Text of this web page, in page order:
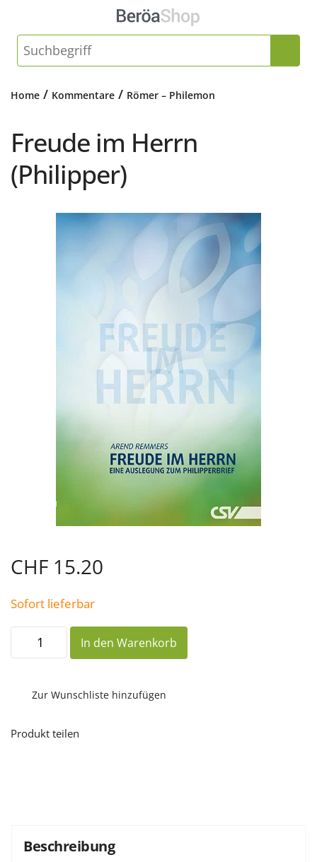
Home / Kommentare / Römer – Philemon
Freude im Herrn
(Philipper)
CHF 15.20
Sofort lieferbar
Freude
Herrn
In den Warenkorb
Zur Wunschliste hinzufügen
Produkt teilen
Beschreibung